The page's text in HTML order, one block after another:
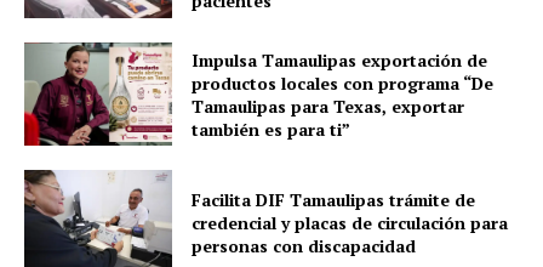
Impulsa Tamaulipas exportación de
productos locales con programa “De
Tamaulipas para Texas, exportar
también es para ti”
Facilita DIF Tamaulipas trámite de
credencial y placas de circulación para
personas con discapacidad